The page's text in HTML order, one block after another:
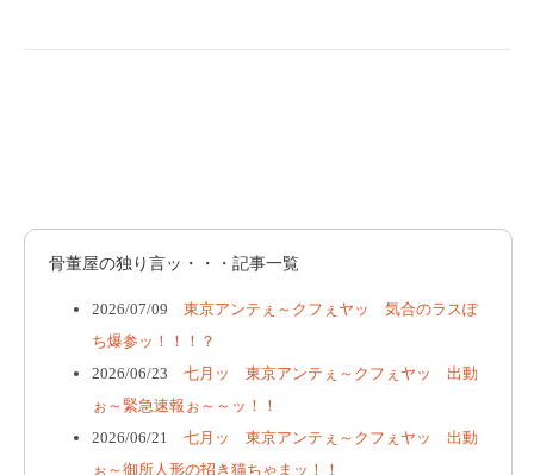
骨董屋の独り言ッ・・・記事一覧
2026/07/09 東京アンテぇ～クフぇヤッ 気合のラスぽ
ち爆参ッ！！！？
2026/06/23 七月ッ 東京アンテぇ～クフぇヤッ 出動
ぉ～緊急速報ぉ～～ッ！！
2026/06/21
七月ッ 東京アンテぇ～クフぇヤッ 出動
ぉ～御所人形の招き猫ちゃまッ！！